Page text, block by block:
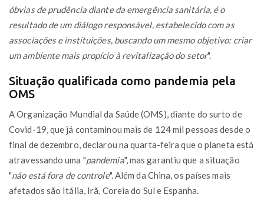
óbvias de prudência diante da emergência sanitária, é o
resultado de um diálogo responsável, estabelecido com as
associações e instituições, buscando um mesmo objetivo: criar
um ambiente mais propício à revitalização do setor".
Situação qualificada como pandemia pela
OMS
A Organização Mundial da Saúde (OMS), diante do surto de
Covid-19, que já contaminou mais de 124 mil pessoas desde o
final de dezembro, declarou na quarta-feira que o planeta está
atravessando uma "pandemia", mas garantiu que a situação
"não está fora de controle". Além da China, os países mais
afetados são Itália, Irã, Coreia do Sul e Espanha.